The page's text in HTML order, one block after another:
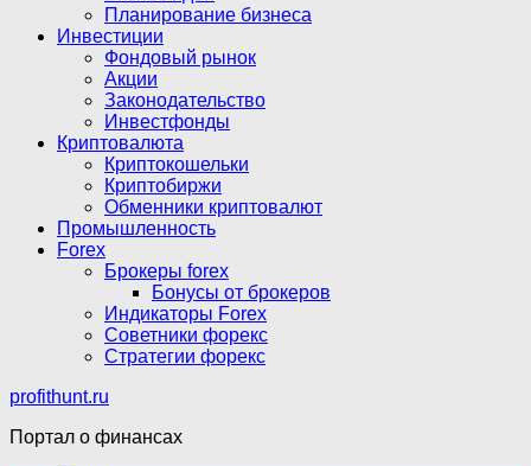
Планирование бизнеса
Инвестиции
Фондовый рынок
Акции
Законодательство
Инвестфонды
Криптовалюта
Криптокошельки
Криптобиржи
Обменники криптовалют
Промышленность
Forex
Брокеры forex
Бонусы от брокеров
Индикаторы Forex
Советники форекс
Стратегии форекс
profithunt.ru
Портал о финансах